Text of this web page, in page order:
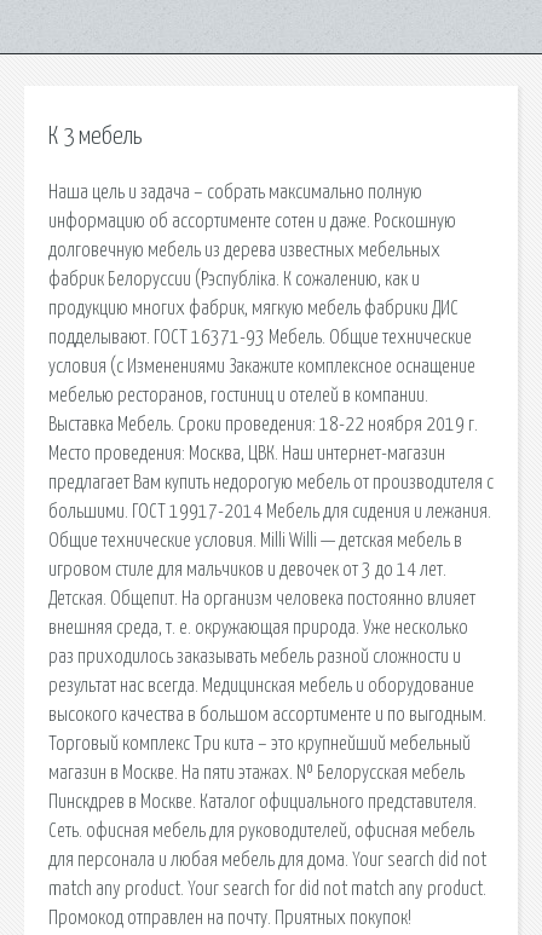
К 3 мебель
Наша цель и задача – собрать максимально полную
информацию об ассортименте сотен и даже. Роскошную
долговечную мебель из дерева известных мебельных
фабрик Белоруссии (Рэспубліка. К сожалению, как и
продукцию многих фабрик, мягкую мебель фабрики ДИС
подделывают. ГОСТ 16371-93 Мебель. Общие технические
условия (с Изменениями Закажите комплексное оснащение
мебелью ресторанов, гостиниц и отелей в компании.
Выставка Мебель. Сроки проведения: 18-22 ноября 2019 г.
Место проведения: Москва, ЦВК. Наш интернет-магазин
предлагает Вам купить недорогую мебель от производителя с
большими. ГОСТ 19917-2014 Мебель для сидения и лежания.
Общие технические условия. Milli Willi — детская мебель в
игровом стиле для мальчиков и девочек от 3 до 14 лет.
Детская. Общепит. На организм человека постоянно влияет
внешняя среда, т. е. окружающая природа. Уже несколько
раз приходилось заказывать мебель разной сложности и
результат нас всегда. Медицинская мебель и оборудование
высокого качества в большом ассортименте и по выгодным.
Торговый комплекс Три кита – это крупнейший мебельный
магазин в Москве. На пяти этажах. № Белорусская мебель
Пинскдрев в Москве. Каталог официального представителя.
Сеть. офисная мебель для руководителей, офисная мебель
для персонала и любая мебель для дома. Your search did not
match any product. Your search for did not match any product.
Промокод отправлен на почту. Приятных покупок!